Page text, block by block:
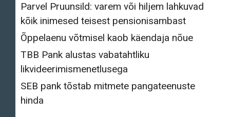
Parvel Pruunsild: varem või hiljem lahkuvad
kõik inimesed teisest pensionisambast
Õppelaenu võtmisel kaob käendaja nõue
TBB Pank alustas vabatahtliku
likvideerimismenetlusega
SEB pank tõstab mitmete pangateenuste
hinda